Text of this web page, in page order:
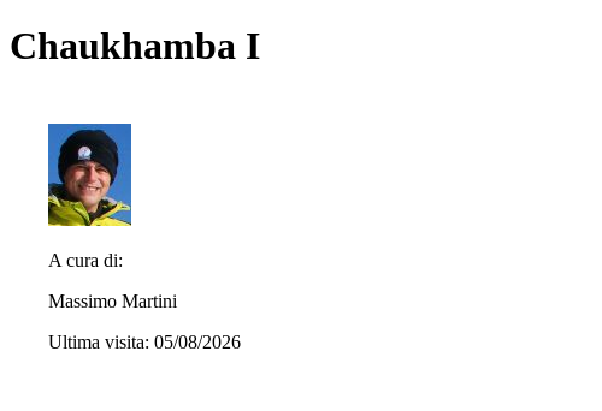
Chaukhamba I
A cura di:
Massimo Martini
Ultima visita: 05/08/2026